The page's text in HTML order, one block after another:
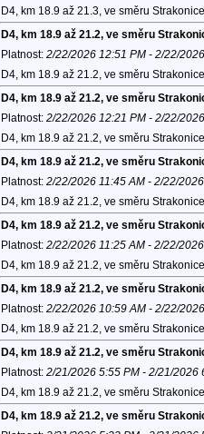
D4, km 18.9 až 21.3, ve směru
D4, km 18.9 až 21.2, ve směru
Platnost: 2/22/2026 12:51 PM - 2/22/
D4, km 18.9 až 21.2, ve směru
D4, km 18.9 až 21.2, ve směru
Platnost: 2/22/2026 12:21 PM - 2/22/
D4, km 18.9 až 21.2, ve směru
D4, km 18.9 až 21.2, ve směru
Platnost: 2/22/2026 11:45 AM - 2/22/
D4, km 18.9 až 21.2, ve směru
D4, km 18.9 až 21.2, ve směru
Platnost: 2/22/2026 11:25 AM - 2/22/
D4, km 18.9 až 21.2, ve směru
D4, km 18.9 až 21.2, ve směru
Platnost: 2/22/2026 10:59 AM - 2/22/
D4, km 18.9 až 21.2, ve směru
D4, km 18.9 až 21.2, ve směru
Platnost: 2/21/2026 5:55 PM - 2/21/2026
D4, km 18.9 až 21.2, ve směru
D4, km 18.9 až 21.2, ve směru